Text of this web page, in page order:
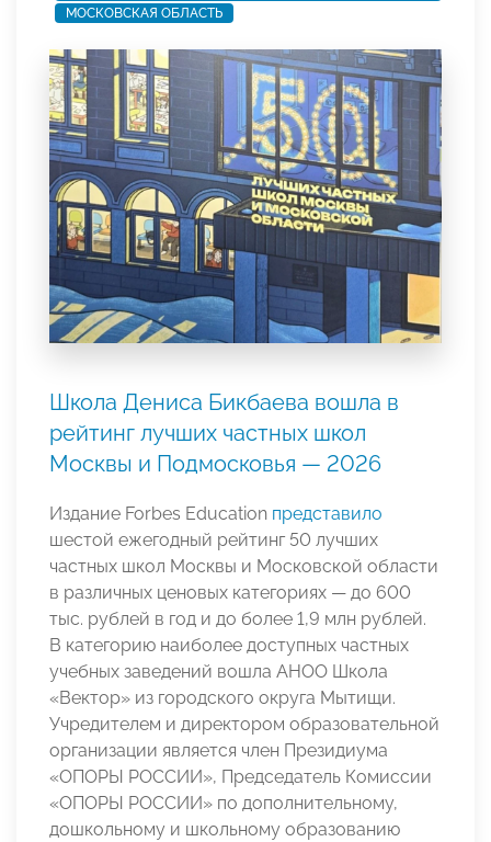
МОСКОВСКАЯ ОБЛАСТЬ
Школа Дениса Бикбаева вошла в
рейтинг лучших частных школ
Москвы и Подмосковья — 2026
Издание Forbes Education представило
шестой ежегодный рейтинг 50 лучших
частных школ Москвы и Московской области
в различных ценовых категориях — до 600
тыс. рублей в год и до более 1,9 млн рублей.
В категорию наиболее доступных частных
учебных заведений вошла АНОО Школа
«Вектор» из городского округа Мытищи.
Учредителем и директором образовательной
организации является член Президиума
«ОПОРЫ РОССИИ», Председатель Комиссии
«ОПОРЫ РОССИИ» по дополнительному,
дошкольному и школьному образованию